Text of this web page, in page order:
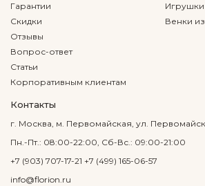
Гарантии
Скидки
Отзывы
Вопрос-ответ
Статьи
Корпоративным клиентам
Игрушки
Венки
Контакты
г. Москва, м. Первомайская, ул.
Пн.-Пт.: 08:00-22:00, Сб-Вс.: 09:00-21:00
+7 (903) 707-17-21 +7 (499) 165-06-57
info@florion.ru